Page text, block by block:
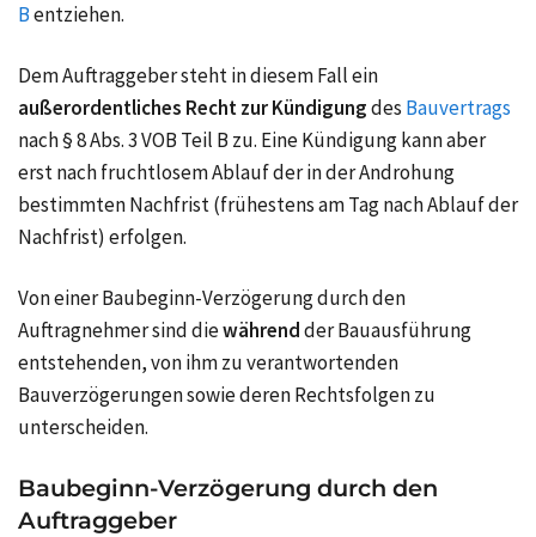
Bentziehen.
Dem Auftraggeber steht in diesem Fall ein
außerordentliches Recht zur Kündigungdes Bauvertrags
nach § 8 Abs. 3 VOB Teil B zu. Eine Kündigung kann aber
erst nach fruchtlosem Ablauf der in der Androhung
bestimmten Nachfrist (frühestens am Tag nach Ablauf der
Nachfrist) erfolgen.
Von einer Baubeginn-Verzögerung durch den
Auftragnehmer sind diewährendder Bauausführung
entstehenden, von ihm zu verantwortenden
Bauverzögerungen sowie deren Rechtsfolgen zu
unterscheiden.
Baubeginn-Verzögerung durch den
Auftraggeber